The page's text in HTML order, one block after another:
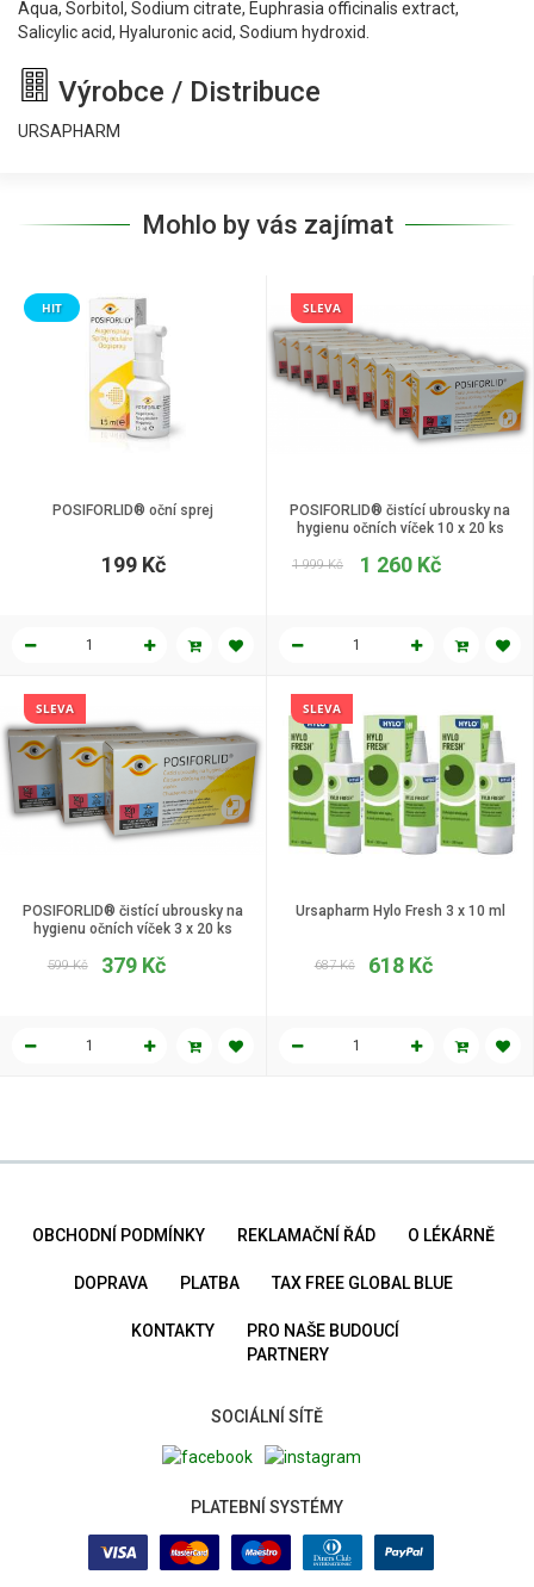
Aqua, Sorbitol, Sodium citrate, Euphrasia officinalis extract,
Salicylic acid, Hyaluronic acid, Sodium hydroxid.
Výrobce / Distribuce
URSAPHARM
Mohlo by vás zajímat
POSIFORLID® oční sprej
HIT
199 Kč
POSIFORLID® čistící ubrousky na
hygienu očních víček 10 x 20 ks
SLEVA
1 260 Kč
1 999 Kč
POSIFORLID® čistící ubrousky na
hygienu očních víček 3 x 20 ks
SLEVA
379 Kč
599 Kč
Ursapharm Hylo Fresh 3 x 10 ml
SLEVA
618 Kč
687 Kč
OBCHODNÍ PODMÍNKY REKLAMAČNÍ ŘÁD O LÉKÁRNĚ
DOPRAVA PLATBA TAX FREE GLOBAL BLUE
KONTAKTY
PRO NAŠE BUDOUCÍ
PARTNERY
SOCIÁLNÍ SÍTĚ
PLATEBNÍ SYSTÉMY